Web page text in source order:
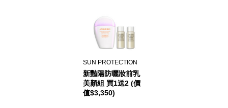
SUN PROTECTION
新豔陽防曬妝前乳
美顏組 買1送2 (價
值$3,350)